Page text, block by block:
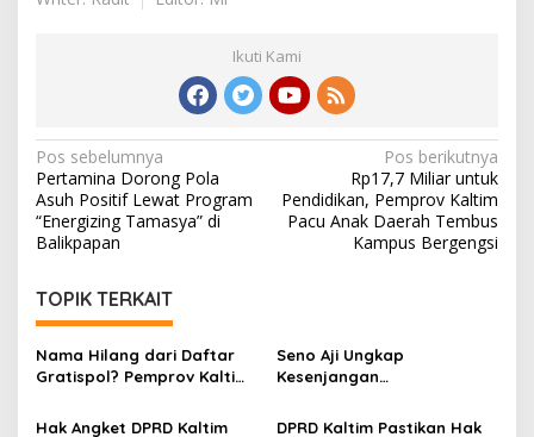
Ikuti Kami
Navigasi
pos
Pos sebelumnya
Pertamina Dorong Pola
Asuh Positif Lewat Program
“Energizing Tamasya” di
Balikpapan
Pos berikutnya
Rp17,7 Miliar untuk
Pendidikan, Pemprov Kaltim
Pacu Anak Daerah Tembus
Kampus Bergengsi
TOPIK TERKAIT
Nama Hilang dari Daftar
Gratispol? Pemprov Kaltim
Penerima
Seno Aji Ungkap
Kesenjangan
Fokus Pembangunan ke
Hak Angket DPRD Kaltim DPRD Kaltim Pastikan Hak